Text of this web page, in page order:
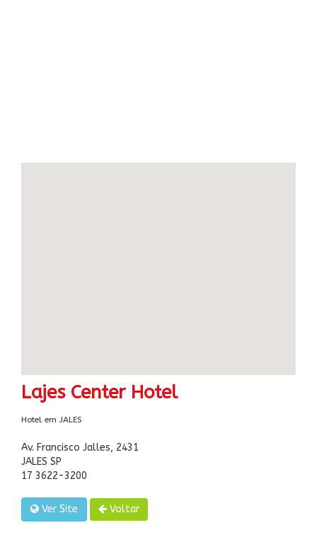
Lajes Center Hotel
Hotel em JALES
Av. Francisco Jalles, 2431
JALES SP
17 3622-3200
Ver Site Voltar